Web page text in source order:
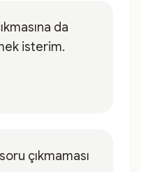
da
isterim.
çıkmaması